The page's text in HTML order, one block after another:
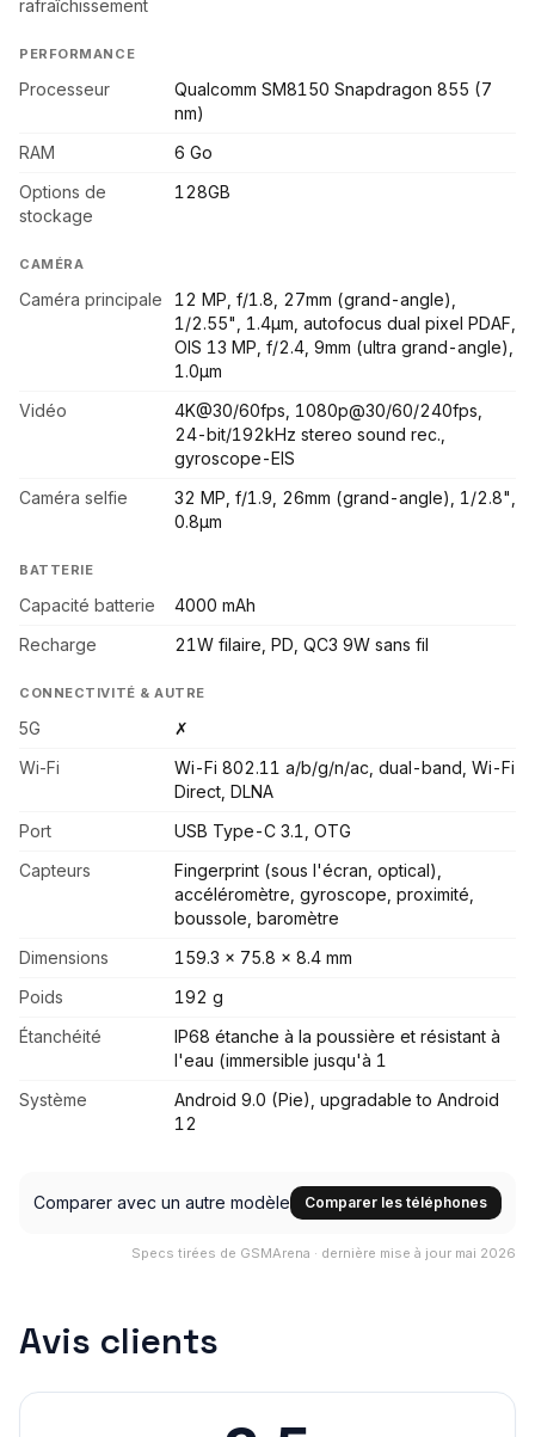
rafraîchissement
PERFORMANCE
Processeur
Qualcomm SM8150 Snapdragon 855 (7
nm)
RAM
6 Go
Options de
stockage
128GB
CAMÉRA
Caméra principale
12 MP, f/1.8, 27mm (grand-angle),
1/2.55", 1.4µm, autofocus dual pixel PDAF,
OIS 13 MP, f/2.4, 9mm (ultra grand-angle),
1.0µm
Vidéo
4K@30/60fps, 1080p@30/60/240fps,
24-bit/192kHz stereo sound rec.,
gyroscope-EIS
Caméra selfie
32 MP, f/1.9, 26mm (grand-angle), 1/2.8",
0.8µm
BATTERIE
Capacité batterie
4000 mAh
Recharge
21W filaire, PD, QC3 9W sans fil
CONNECTIVITÉ & AUTRE
5G
✗
Wi-Fi
Wi-Fi 802.11 a/b/g/n/ac, dual-band, Wi-Fi
Direct, DLNA
Port
USB Type-C 3.1, OTG
Capteurs
Fingerprint (sous l'écran, optical),
accéléromètre, gyroscope, proximité,
boussole, baromètre
Dimensions
159.3 x 75.8 x 8.4 mm
Poids
192 g
Étanchéité
IP68 étanche à la poussière et résistant à
l'eau (immersible jusqu'à 1
Système
Android 9.0 (Pie), upgradable to Android
12
Comparer avec un autre modèle Comparer les téléphones
Specs tirées de GSMArena · dernière mise à jour mai 2026
Avis clients